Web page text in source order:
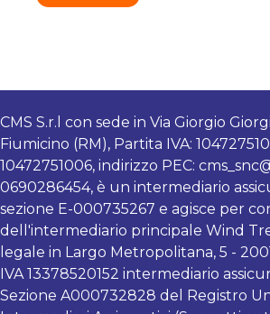
CMS S.r.l con sede in Via Giorgio
Fiumicino (RM), Partita IVA:
10472751006, indirizzo PEC:
0690286454, è un intermediario
sezione E-000735267 e agisce per
dell'intermediario principale Wind
legale in Largo Metropolitana, 5 -
IVA 13378520152 intermediario
Sezione A000732828 del Registro